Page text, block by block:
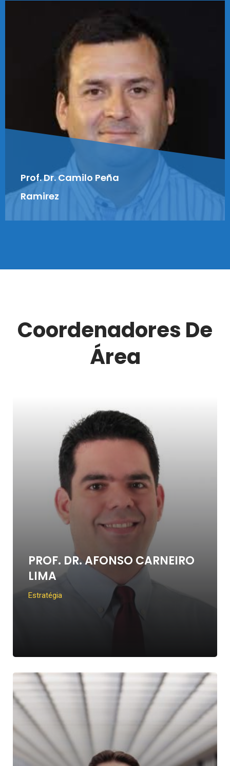
Prof. Dr. Camilo Peña
Ramirez
Coordenadores De
Área
PROF. DR. AFONSO CARNEIRO
LIMA
Estratégia